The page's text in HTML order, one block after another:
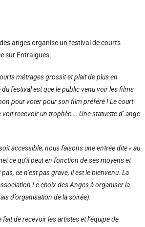
anges organise un festival de courts
sur Entraigues.
métrages grossit et plait de plus en
festival est que le public venu voir les films
pour voter pour son film préféré ! Le court
recevoir un trophée…. Une statuette d’ ange
accessible, nous faisons une entrée dite « au
ce qu’il peut en fonction de ses moyens et
pas, ce n’est pas grave, il est le bienvenu. La
Le choix des Anges à organiser la
d’organisation de la soirée).
fait de recevoir les artistes et l’équipe de